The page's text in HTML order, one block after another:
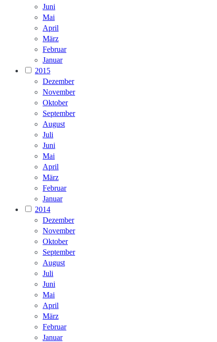
Juni
Mai
April
März
Februar
Januar
2015
Dezember
November
Oktober
September
August
Juli
Juni
Mai
April
März
Februar
Januar
2014
Dezember
November
Oktober
September
August
Juli
Juni
Mai
April
März
Februar
Januar